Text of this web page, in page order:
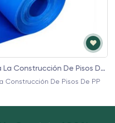
Lámina De Protección Para La Construcción De Pisos De PP
Construcción De Pisos De PP